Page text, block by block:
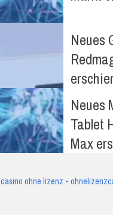
Neues
Neues
Tablet
Max
casino ohne lizenz -